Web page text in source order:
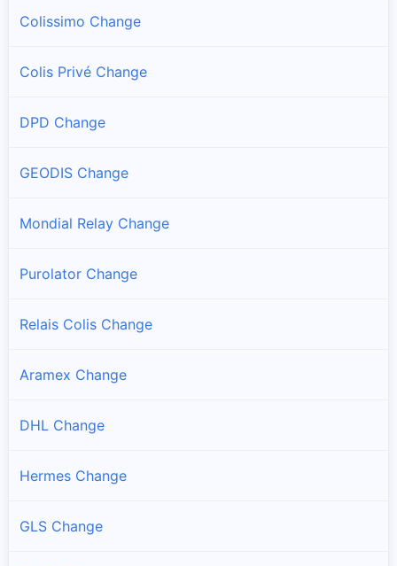
Colissimo Change
Colis Privé Change
DPD Change
GEODIS Change
Mondial Relay Change
Purolator Change
Relais Colis Change
Aramex Change
DHL Change
Hermes Change
GLS Change